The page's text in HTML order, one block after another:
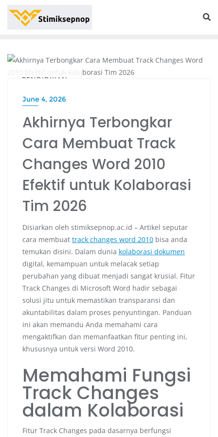
PENDIDIKAN
June 4, 2026
Akhirnya Terbongkar
Cara Membuat Track
Changes Word 2010
Efektif untuk Kolaborasi
Tim 2026
Disiarkan oleh stimiksepnop.ac.id – Artikel seputar
cara membuat track changes word 2010 bisa anda
temukan disini. Dalam dunia kolaborasi dokumen
digital, kemampuan untuk melacak setiap
perubahan yang dibuat menjadi sangat krusial. Fitur
Track Changes di Microsoft Word hadir sebagai
solusi jitu untuk memastikan transparansi dan
akuntabilitas dalam proses penyuntingan. Panduan
ini akan memandu Anda memahami cara
mengaktifkan dan memanfaatkan fitur penting ini,
khususnya untuk versi Word 2010.
Memahami Fungsi
Track Changes
dalam Kolaborasi
Fitur Track Changes pada dasarnya berfungsi